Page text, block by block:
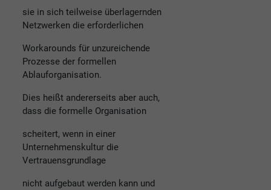
sie in sich teilweise überlagernden
Netzwerken die erforderlichen
Workarounds für unzureichende
Prozesse der formellen
Ablauforganisation.
Dies heißt andererseits aber auch,
dass die formelle Organisation
scheitert, wenn in einer
Unternehmenskultur die
Vertrauensgrundlage
nicht aufgebaut werden kann und